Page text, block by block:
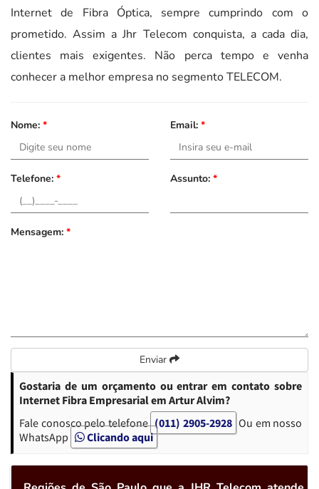
Internet de Fibra Óptica, sempre cumprindo com o
prometido. Assim a Jhr Telecom conquista, a cada dia,
clientes mais exigentes. Não perca tempo e venha
conhecer a melhor empresa no segmento TELECOM.
Nome: * Email: *
Telefone: * Assunto: *
Mensagem: *
Enviar
Gostaria de um orçamento ou entrar em contato sobre
Internet Fibra Empresarial em Artur Alvim?
Fale conosco pelo telefone (011) 2905-2928 Ou em nosso
WhatsApp
Clicando aqui